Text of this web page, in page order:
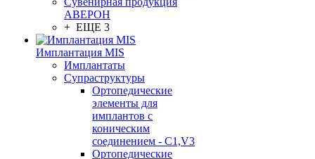
АВЕРОН
+ ЕЩЕ 3
Имплантация MIS
Имплантаты
Супраструктуры
Ортопедические
элементы для
имплантов с
коническим
соединением - C1,V3
Ортопедические